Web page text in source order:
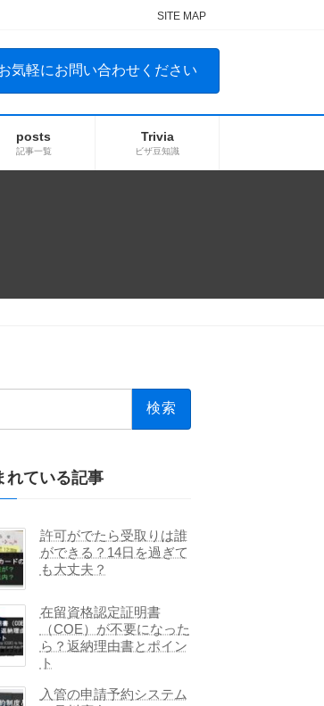
SITE MAP
気軽にお問い合わせください
posts
記事一覧
Trivia
ビザ豆知識
れている記事
許可がでたら受取りは誰
ができる？14日を過ぎて
も大丈夫？
在留資格認定証明書
（COE）が不要になった
ら？返納理由書とポイン
ト
入管の申請予約システム